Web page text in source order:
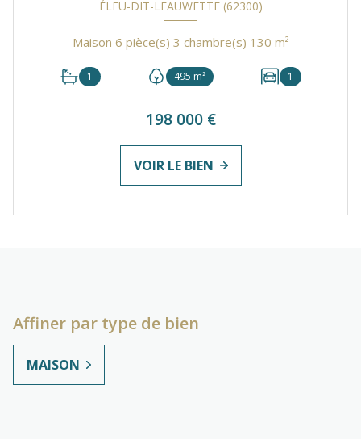
ÉLEU-DIT-LEAUWETTE (62300)
Maison 6 pièce(s) 3 chambre(s) 130 m²
1 495 m² 1
198 000 €
VOIR LE BIEN
Affiner par type de bien
MAISON